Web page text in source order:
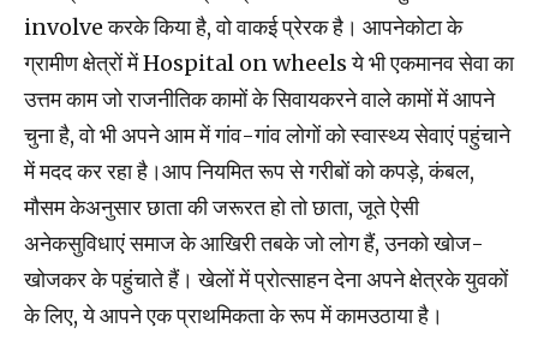
involve करके किया है, वो वाकई प्रेरक है। आपनेकोटा के
ग्रामीण क्षेत्रों में Hospital on wheels ये भी एकमानव सेवा का
उत्तम काम जो राजनीतिक कामों के सिवायकरने वाले कामों में आपने
चुना है, वो भी अपने आम में गांव-गांव लोगों को स्‍वास्‍थ्‍य सेवाएं पहुंचाने
में मदद कर रहा है।आप नियमित रूप से गरीबों को कपड़े, कंबल,
मौसम केअनुसार छाता की जरूरत हो तो छाता, जूते ऐसी
अनेकसुविधाएं समाज के आखिरी तबके जो लोग हैं, उनको खोज-
खोजकर के पहुंचाते हैं। खेलों में प्रोत्‍साहन देना अपने क्षेत्रके युवकों
के लिए, ये आपने एक प्राथमिकता के रूप में कामउठाया है।